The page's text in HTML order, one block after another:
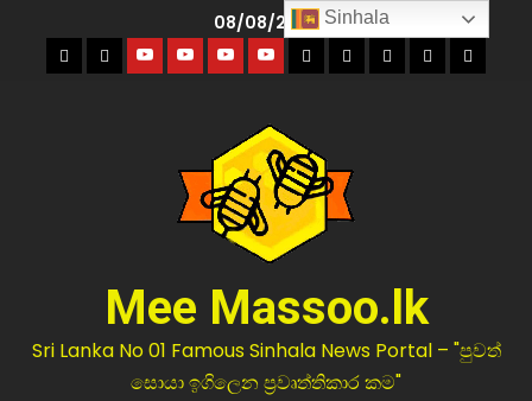
08/08/2026
Mee Massoo.lk
Sri Lanka No 01 Famous Sinhala News Portal – "පුවත්
සොයා ඉගිලෙන ප්‍රවෘත්තිකාර කම"
Sinhala